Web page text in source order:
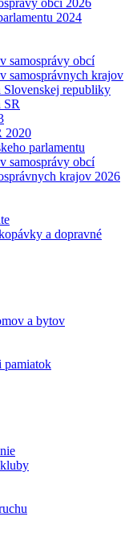
obcí 2026
2024
samosprávy obcí
samosprávnych krajov
republiky
2020
parlamentu
samosprávy obcí
krajov 2026
a dopravné
a bytov
pamiatok